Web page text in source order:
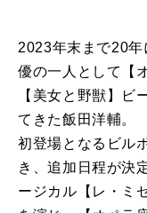
2023年末まで20
優の一人として【
【美女と野獣】ビ
てきた飯田洋輔。
初登場となるビル
き、追加日程が決
ージカル【レ・ミ